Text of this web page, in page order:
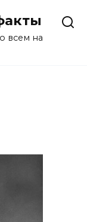
всем на